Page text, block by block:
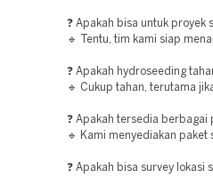
❓ Apakah bisa untuk proyek
🔹 Tentu, tim kami siap
❓ Apakah hydroseeding
🔹 Cukup tahan, terutama
❓ Apakah tersedia berbagai
🔹 Kami menyediakan paket
❓ Apakah bisa survey lokasi